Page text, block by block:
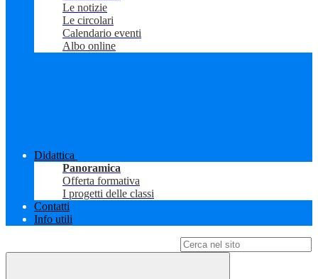
Le notizie
Le circolari
Calendario eventi
Albo online
Didattica
Panoramica
Offerta formativa
I progetti delle classi
Contatti
Info utili